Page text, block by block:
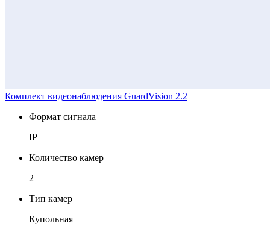
Комплект видеонаблюдения GuardVision 2.2
Формат сигнала
IP
Количество камер
2
Тип камер
Купольная